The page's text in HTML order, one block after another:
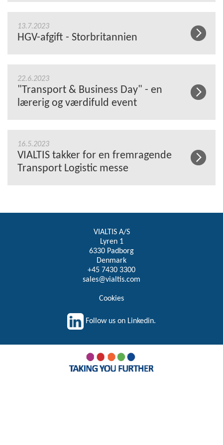
13.7.2023
HGV-afgift - Storbritannien
22.6.2023
"Transport & Business Day" - en
lærerig og værdifuld event
16.5.2023
VIALTIS takker for en fremragende
Transport Logistic messe
VIALTIS A/S
Lyren 1
6330 Padborg
Denmark
+45 7430 3300
sales@vialtis.com
Cookies
Follow us on Linkedin.